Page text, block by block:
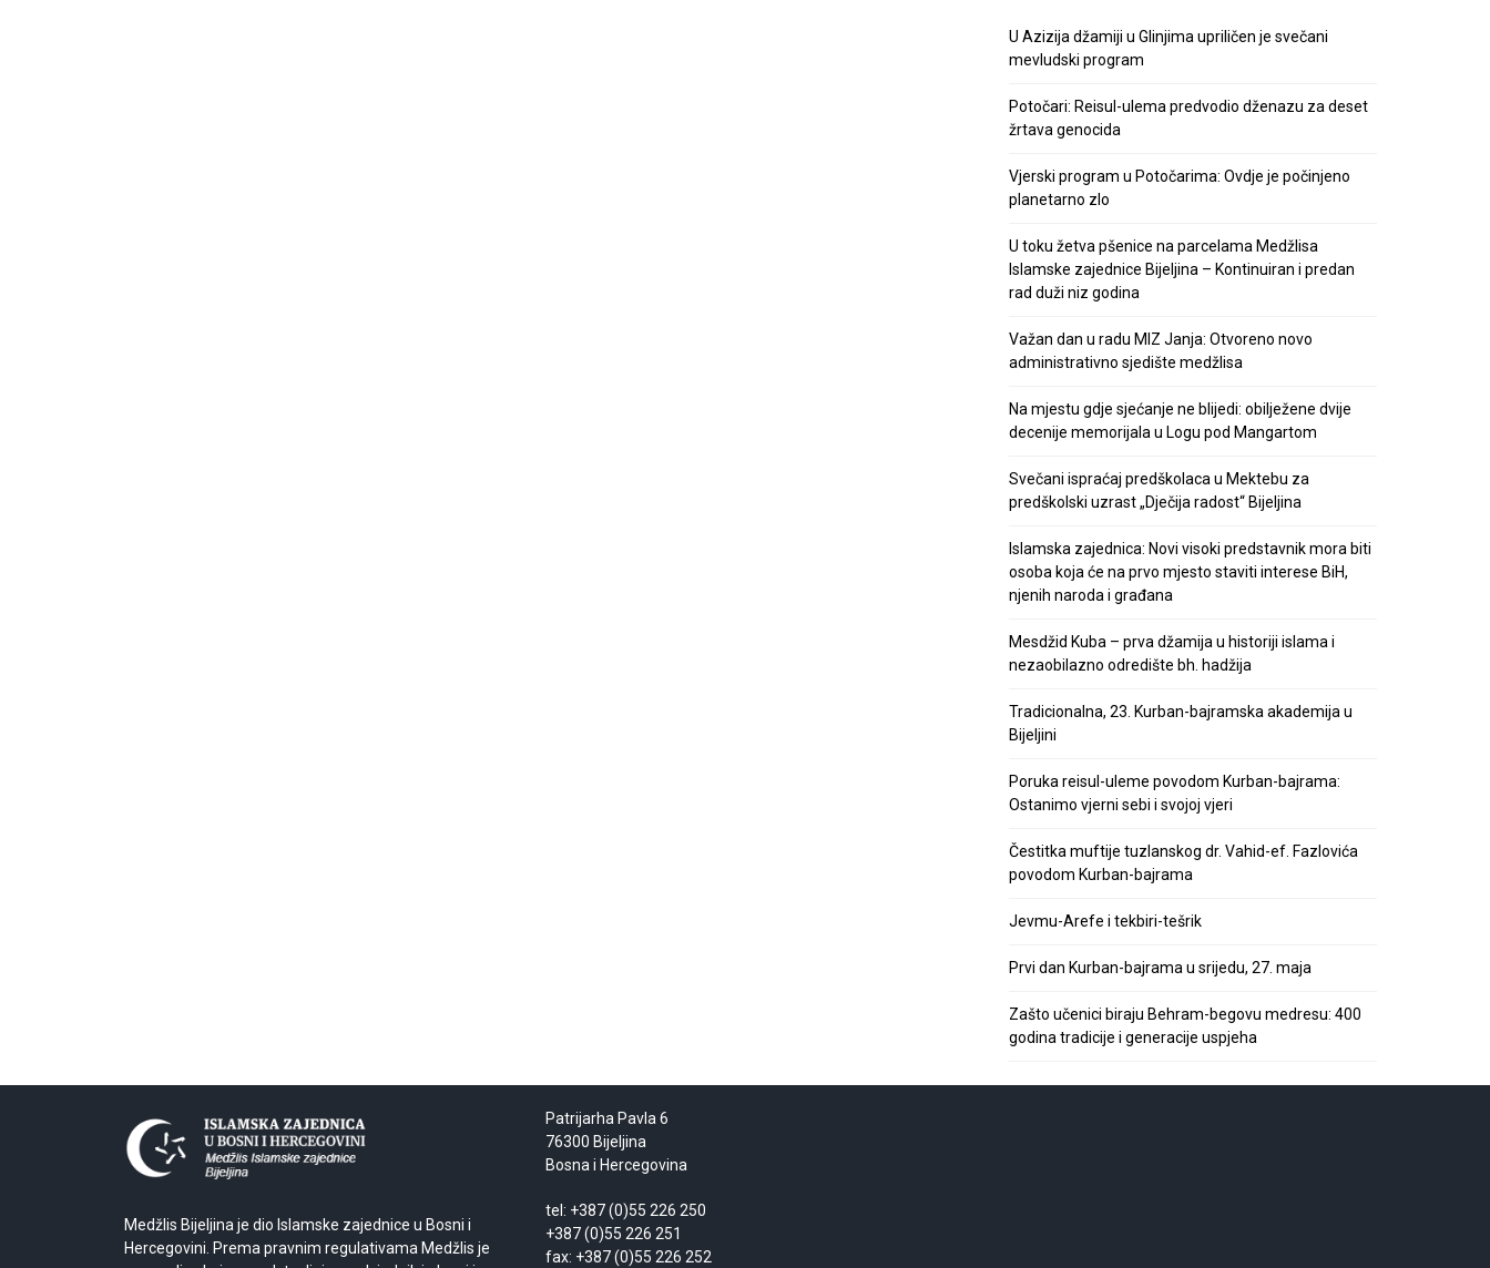
U Azizija džamiji u Glinjima upriličen je svečani
mevludski program
Potočari: Reisul-ulema predvodio dženazu za deset
žrtava genocida
Vjerski program u Potočarima: Ovdje je počinjeno
planetarno zlo
U toku žetva pšenice na parcelama Medžlisa
Islamske zajednice Bijeljina – Kontinuiran i predan
rad duži niz godina
Važan dan u radu MIZ Janja: Otvoreno novo
administrativno sjedište medžlisa
Na mjestu gdje sjećanje ne blijedi: obilježene dvije
decenije memorijala u Logu pod Mangartom
Svečani ispraćaj predškolaca u Mektebu za
predškolski uzrast „Dječija radost“ Bijeljina
Islamska zajednica: Novi visoki predstavnik mora biti
osoba koja će na prvo mjesto staviti interese BiH,
njenih naroda i građana
Mesdžid Kuba – prva džamija u historiji islama i
nezaobilazno odredište bh. hadžija
Tradicionalna, 23. Kurban-bajramska akademija u
Bijeljini
Poruka reisul-uleme povodom Kurban-bajrama:
Ostanimo vjerni sebi i svojoj vjeri
Čestitka muftije tuzlanskog dr. Vahid-ef. Fazlovića
povodom Kurban-bajrama
Jevmu-Arefe i tekbiri-tešrik
Prvi dan Kurban-bajrama u srijedu, 27. maja
Zašto učenici biraju Behram-begovu medresu: 400
godina tradicije i generacije uspjeha
Medžlis Bijeljina je dio Islamske zajednice u Bosni i
Hercegovini. Prema pravnim regulativama Medžlis je
Patrijarha Pavla 6
76300 Bijeljina
Bosna i Hercegovina
tel: +387 (0)55 226 250
+387 (0)55 226 251
fax: +387 (0)55 226 252